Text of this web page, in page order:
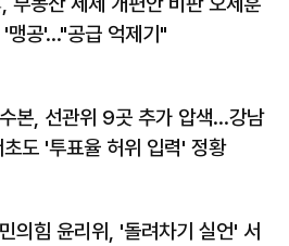
'맹공'…"공급 억제기"
본, 선관위 9곳 추가 압색…강남
초도 '투표율 허위 입력' 정황
의힘 윤리위, '돌려차기 실언' 서